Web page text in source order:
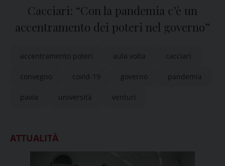
Cacciari: “Con la pandemia c’è un
accentramento dei poteri nel governo”
accentramento poteri aula volta cacciari
convegno covid-19 governo pandemia
pavia università venturi
ATTUALITÀ